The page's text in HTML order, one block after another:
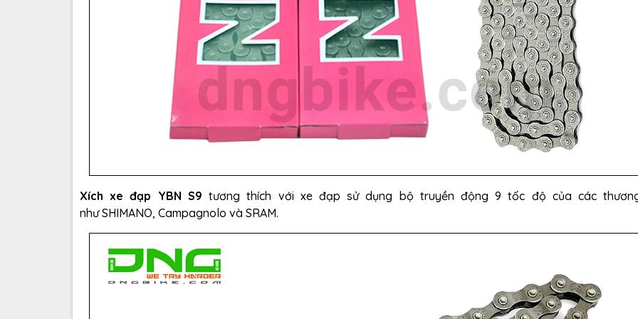
Xích xe đạp YBN S9tương thích với xe đạp sử dụng bộ truyền động 9 tốc độ của các
như SHIMANO, Campagnolo và SRAM.